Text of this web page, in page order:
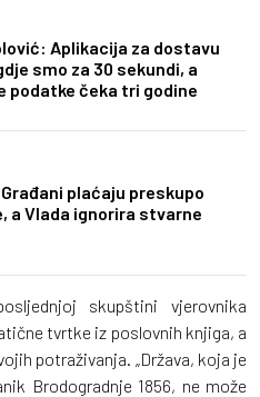
Aplikacija za dostavu
smo za 30 sekundi, a
podatke čeka tri godine
plaćaju preskupo
a Vlada ignorira stvarne
skupštini vjerovnika
tvrtke iz poslovnih knjiga, a
potraživanja. „Država, koja je
Brodogradnje 1856, ne može